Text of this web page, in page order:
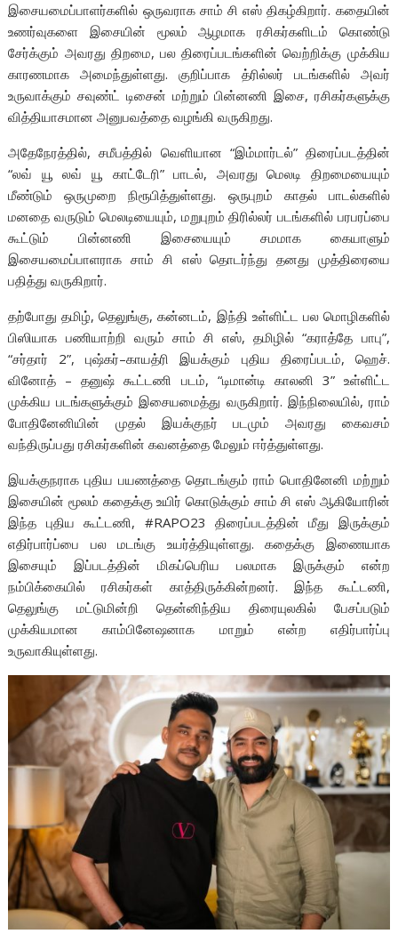
இசையமைப்பாளர்களில் ஒருவராக சாம் சி எஸ் திகழ்கிறார். கதையின்
உணர்வுகளை இசையின் மூலம் ஆழமாக ரசிகர்களிடம் கொண்டு
சேர்க்கும் அவரது திறமை, பல திரைப்படங்களின் வெற்றிக்கு முக்கிய
காரணமாக அமைந்துள்ளது. குறிப்பாக த்ரில்லர் படங்களில் அவர்
உருவாக்கும் சவுண்ட் டிசைன் மற்றும் பின்னணி இசை, ரசிகர்களுக்கு
வித்தியாசமான அனுபவத்தை வழங்கி வருகிறது.
அதேநேரத்தில், சமீபத்தில் வெளியான “இம்மார்டல்” திரைப்படத்தின்
“லவ் யூ லவ் யூ காட்டேரி” பாடல், அவரது மெலடி திறமையையும்
மீண்டும் ஒருமுறை நிரூபித்துள்ளது. ஒருபுறம் காதல் பாடல்களில்
மனதை வருடும் மெலடியையும், மறுபுறம் திரில்லர் படங்களில் பரபரப்பை
கூட்டும் பின்னணி இசையையும் சமமாக கையாளும்
இசையமைப்பாளராக சாம் சி எஸ் தொடர்ந்து தனது முத்திரையை
பதித்து வருகிறார்.
தற்போது தமிழ், தெலுங்கு, கன்னடம், இந்தி உள்ளிட்ட பல மொழிகளில்
பிஸியாக பணியாற்றி வரும் சாம் சி எஸ், தமிழில் “கராத்தே பாபு”,
“சர்தார் 2”, புஷ்கர்–காயத்ரி இயக்கும் புதிய திரைப்படம், ஹெச்.
வினோத் – தனுஷ் கூட்டணி படம், “டிமான்டி காலனி 3” உள்ளிட்ட
முக்கிய படங்களுக்கும் இசையமைத்து வருகிறார். இந்நிலையில், ராம்
போதினேனியின் முதல் இயக்குநர் படமும் அவரது கைவசம்
வந்திருப்பது ரசிகர்களின் கவனத்தை மேலும் ஈர்த்துள்ளது.
இயக்குநராக புதிய பயணத்தை தொடங்கும் ராம் பொதினேனி மற்றும்
இசையின் மூலம் கதைக்கு உயிர் கொடுக்கும் சாம் சி எஸ் ஆகியோரின்
இந்த புதிய கூட்டணி, #RAPO23 திரைப்படத்தின் மீது இருக்கும்
எதிர்பார்ப்பை பல மடங்கு உயர்த்தியுள்ளது. கதைக்கு இணையாக
இசையும் இப்படத்தின் மிகப்பெரிய பலமாக இருக்கும் என்ற
நம்பிக்கையில் ரசிகர்கள் காத்திருக்கின்றனர். இந்த கூட்டணி,
தெலுங்கு மட்டுமின்றி தென்னிந்திய திரையுலகில் பேசப்படும்
முக்கியமான காம்பினேஷனாக மாறும் என்ற எதிர்பார்ப்பு
உருவாகியுள்ளது.